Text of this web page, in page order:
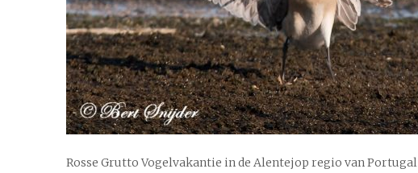
Rosse Grutto Vogelvakantie in de Alentejop regio van Portugal